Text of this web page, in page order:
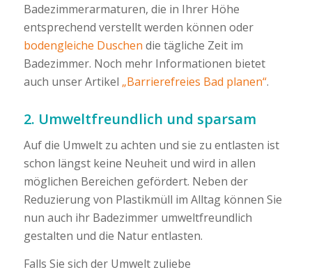
Badezimmerarmaturen, die in Ihrer Höhe
entsprechend verstellt werden können oder
bodengleiche Duschen die tägliche Zeit im
Badezimmer. Noch mehr Informationen bietet
auch unser Artikel „Barrierefreies Bad planen“.
2. Umweltfreundlich und sparsam
Auf die Umwelt zu achten und sie zu entlasten ist
schon längst keine Neuheit und wird in allen
möglichen Bereichen gefördert. Neben der
Reduzierung von Plastikmüll im Alltag können Sie
nun auch ihr Badezimmer umweltfreundlich
gestalten und die Natur entlasten.
Falls Sie sich der Umwelt zuliebe